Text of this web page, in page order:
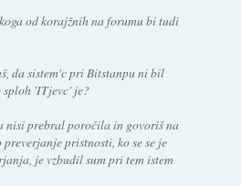
od korajžnih na forumu bi tudi
da sistem'c pri Bitstanpu ni bil
'ITjevc' je?
nisi prebral poročila in govoriš na
pristnosti, ko se se je
je vzbudil sum pri tem istem